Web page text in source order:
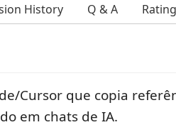
History Q & A
Cursor que copia
em chats de IA.